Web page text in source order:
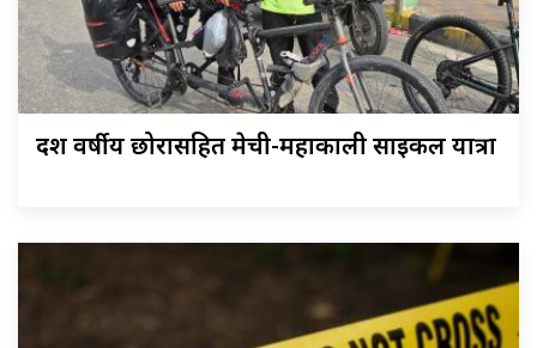
दश वर्षीय छोरासहित मेची-महाकाली साइकल यात्रा